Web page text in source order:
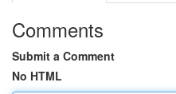
Comments
Submit a Comment
No HTML